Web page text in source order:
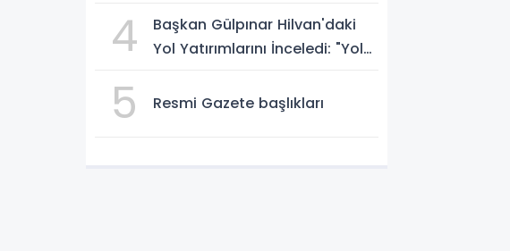
4
Başkan Gülpınar Hilvan'daki
Yol Yatırımlarını İnceledi: "Yol
5 Resmi Gazete başlıkları